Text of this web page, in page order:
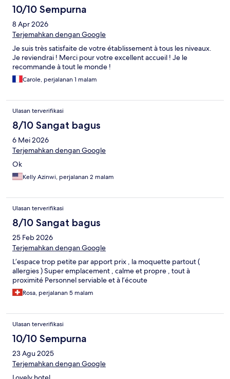
10/10 Sempurna
8 Apr 2026
Terjemahkan dengan Google
Je suis très satisfaite de votre établissement à tous les niveaux.
Je reviendrai ! Merci pour votre excellent accueil ! Je le
recommande à tout le monde !
Carole, perjalanan 1 malam
Ulasan terverifikasi
8/10 Sangat bagus
6 Mei 2026
Terjemahkan dengan Google
Ok
Kelly Azinwi, perjalanan 2 malam
Ulasan terverifikasi
8/10 Sangat bagus
25 Feb 2026
Terjemahkan dengan Google
L’espace trop petite par apport prix , la moquette partout (
allergies ) Super emplacement , calme et propre , tout à
proximité Personnel serviable et à l’écoute
Rosa, perjalanan 5 malam
Ulasan terverifikasi
10/10 Sempurna
23 Agu 2025
Terjemahkan dengan Google